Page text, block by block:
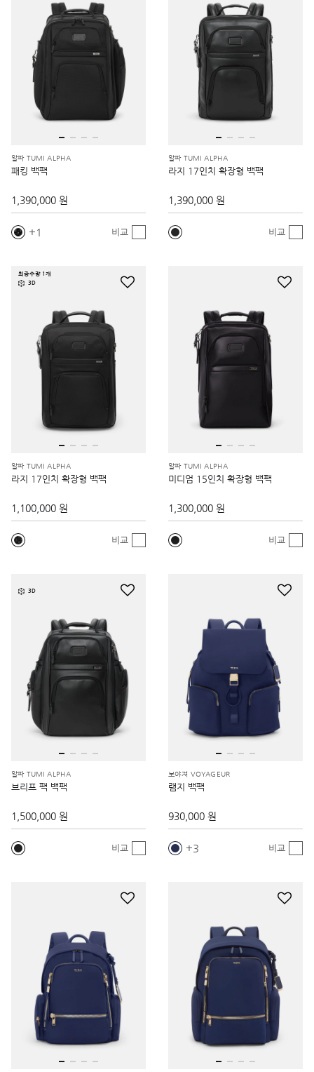
알파 TUMI ALPHA
패킹 백팩
1,390,000 원
1 비교
알파 TUMI ALPHA
라지 17인치 확장형 백팩
1,390,000 원
비교
최종수량 1개
3D
알파 TUMI ALPHA
라지 17인치 확장형 백팩
1,100,000 원
비교
알파 TUMI ALPHA
미디엄 15인치 확장형 백팩
1,300,000 원
비교
3D
알파 TUMI ALPHA
브리프 팩 백팩
1,500,000 원
비교
보야져 VOYAGEUR
램지 백팩
930,000 원
3 비교